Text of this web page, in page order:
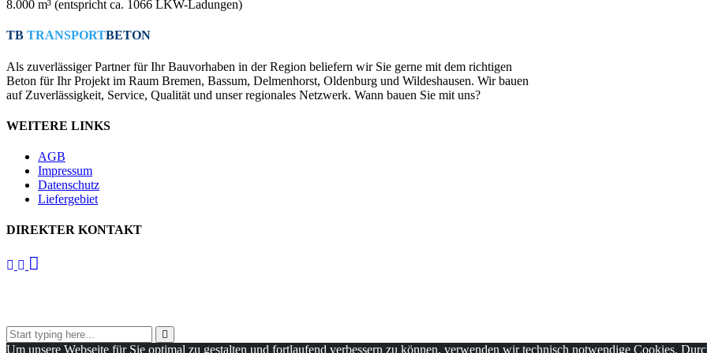
8.000 m³ (entspricht ca. 1066 LKW-Ladungen)
TB TRANSPORTBETON
Als zuverlässiger Partner für Ihr Bauvorhaben in der Region beliefern wir Sie gerne mit dem richtigen
Beton für Ihr Projekt im Raum Bremen, Bassum, Delmenhorst, Oldenburg und Wildeshausen. Wir bauen
auf Zuverlässigkeit, Service, Qualität und unser regionales Netzwerk. Wann bauen Sie mit uns?
WEITERE LINKS
AGB
Impressum
Datenschutz
Liefergebiet
DIREKTER KONTAKT
Um unsere Webseite für Sie optimal zu gestalten und fortlaufend verbessern zu können, verwenden wir technisch notwendige Cookies.